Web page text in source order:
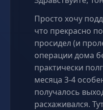
Просто хочу
что прекрасно
просидел (и
операции дома
практически
месяца 3-4
получалось
расхаживался.